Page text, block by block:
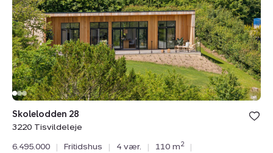
Skolelodden 28
3220 Tisvildeleje
6.495.000
| Fritidshus | 4 vær. | 110 m2 |